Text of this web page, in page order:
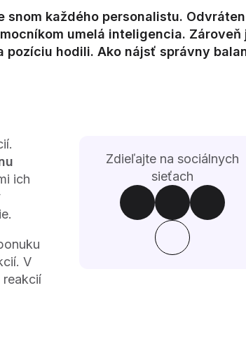
každého personalistu.
umelá inteligencia. Zároveň
hodili. Ako nájsť správny
ich
V
Zdieľajte na sociálnych
sieťach